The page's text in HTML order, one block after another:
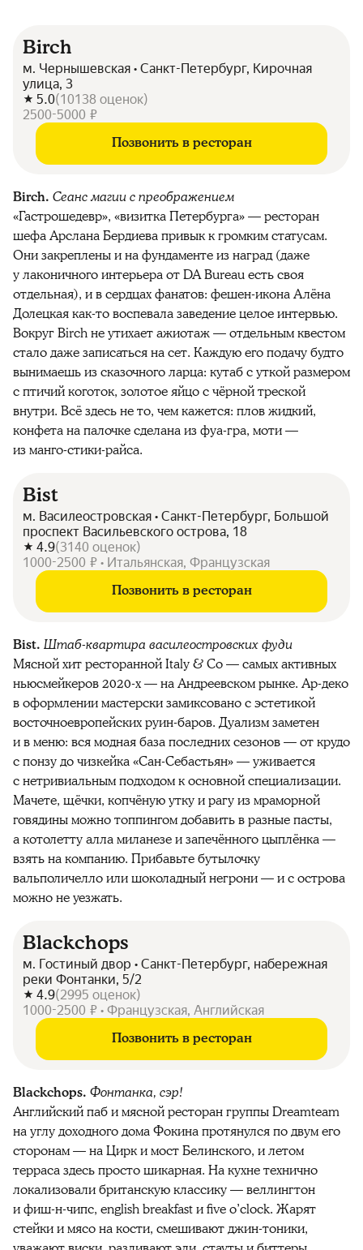
Birch
м. Чернышевская • Санкт-Петербург, Кирочная
улица, 3
5.0(10138 оценок)
2500-5000 ₽
Позвонить в ресторан
Birch. Сеанс магии с преображением
«Гастрошедевр», «визитка Петербурга» — ресторан
шефа Арслана Бердиева привык к громким статусам.
Они закреплены и на фундаменте из наград (даже
у лаконичного интерьера от DA Bureau есть своя
отдельная), и в сердцах фанатов: фешен-икона Алёна
Долецкая как-то воспевала заведение целое интервью.
Вокруг Birch не утихает ажиотаж — отдельным квестом
стало даже записаться на сет. Каждую его подачу будто
вынимаешь из сказочного ларца: кутаб с уткой размером
с птичий коготок, золотое яйцо с чёрной треской
внутри. Всё здесь не то, чем кажется: плов жидкий,
конфета на палочке сделана из фуа-гра, моти —
из манго-стики-райса.
Bist
м. Василеостровская • Санкт-Петербург, Большой
проспект Васильевского острова, 18
4.9(3140 оценок)
1000-2500 ₽ • Итальянская, Французская
Позвонить в ресторан
Bist. Штаб-квартира василеостровских фуди
Мясной хит ресторанной Italy & Co — самых активных
ньюсмейкеров 2020-х — на Андреевском рынке. Ар-деко
в оформлении мастерски замиксовано с эстетикой
восточноевропейских руин-баров. Дуализм заметен
и в меню: вся модная база последних сезонов — от крудо
с понзу до чизкейка «Сан-Себастьян» — уживается
с нетривиальным подходом к основной специализации.
Мачете, щёчки, копчёную утку и рагу из мраморной
говядины можно топпингом добавить в разные пасты,
а котолетту алла миланезе и запечённого цыплёнка —
взять на компанию. Прибавьте бутылочку
вальполичелло или шоколадный негрони — и с острова
можно не уезжать.
Blackchops
м. Гостиный двор • Санкт-Петербург, набережная
реки Фонтанки, 5/2
4.9(2995 оценок)
1000-2500 ₽ • Французская, Английская
Позвонить в ресторан
Blackchops. Фонтанка, сэр!
Английский паб и мясной ресторан группы Dreamteam
на углу доходного дома Фокина протянулся по двум его
сторонам — на Цирк и мост Белинского, и летом
терраса здесь просто шикарная. На кухне технично
локализовали британскую классику — веллингтон
и фиш-н-чипс, english breakfast и five o’clock. Жарят
стейки и мясо на кости, смешивают джин-тоники,